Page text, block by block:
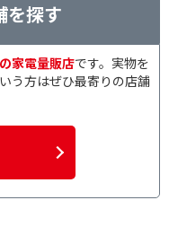
を探す
家電量販店です。実物を
う方はぜひ最寄りの店舗